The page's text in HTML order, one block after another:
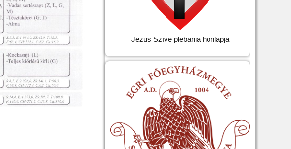
Jézus Szíve plébánia honlapja